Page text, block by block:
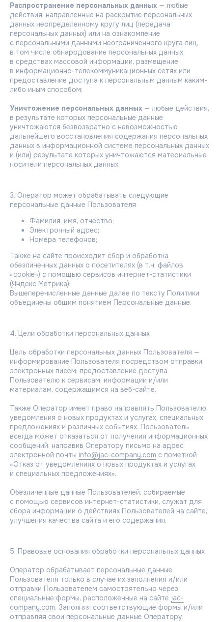
Распространение персональных данных — любые
действия, направленные на раскрытие персональных
данных неопределенному кругу лиц (передача
персональных данных) или на ознакомление
с персональными данными неограниченного круга лиц,
в том числе обнародование персональных данных
в средствах массовой информации, размещение
в информационно-телекоммуникационных сетях или
предоставление доступа к персональным данным каким-
либо иным способом;
Уничтожение персональных данных — любые действия,
в результате которых персональные данные
уничтожаются безвозвратно с невозможностью
дальнейшего восстановления содержания персональных
данных в информационной системе персональных данных
и (или) результате которых уничтожаются материальные
носители персональных данных.
3. Оператор может обрабатывать следующие
персональные данные Пользователя
Фамилия, имя, отчество;
Электронный адрес;
Номера телефонов;
Также на сайте происходит сбор и обработка
обезличенных данных о посетителях (в т.ч. файлов
«cookie») с помощью сервисов интернет-статистики
(Яндекс Метрика).
Вышеперечисленные данные далее по тексту Политики
объединены общим понятием Персональные данные.
4. Цели обработки персональных данных
Цель обработки персональных данных Пользователя —
информирование Пользователя посредством отправки
электронных писем; предоставление доступа
Пользователю к сервисам, информации и/или
материалам, содержащимся на веб-сайте.
Также Оператор имеет право направлять Пользователю
уведомления о новых продуктах и услугах, специальных
предложениях и различных событиях. Пользователь
всегда может отказаться от получения информационных
сообщений, направив Оператору письмо на адрес
электронной почты info@jac-company.com с пометкой
«Отказ от уведомлениях о новых продуктах и услугах
и специальных предложениях».
Обезличенные данные Пользователей, собираемые
с помощью сервисов интернет-статистики, служат для
сбора информации о действиях Пользователей на сайте,
улучшения качества сайта и его содержания.
5. Правовые основания обработки персональных данных
Оператор обрабатывает персональные данные
Пользователя только в случае их заполнения и/или
отправки Пользователем самостоятельно через
специальные формы, расположенные на сайте jac-
company.com. Заполняя соответствующие формы и/или
отправляя свои персональные данные Оператору,